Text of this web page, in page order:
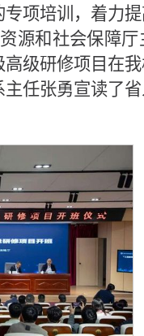
项培训，着力
源和社会保障
级研修项目在
任张勇宣读了省